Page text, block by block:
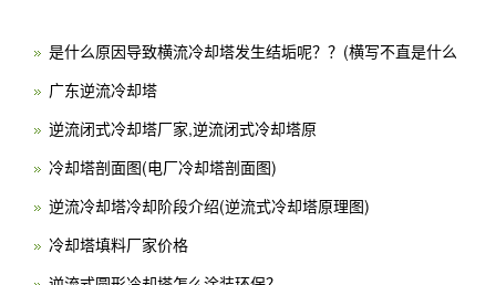
是什么原因导致横流冷却塔发生结垢呢？？(横写不直是什么
广东逆流冷却塔
逆流闭式冷却塔厂家,逆流闭式冷却塔原
冷却塔剖面图(电厂冷却塔剖面图)
逆流冷却塔冷却阶段介绍(逆流式冷却塔原理图)
冷却塔填料厂家价格